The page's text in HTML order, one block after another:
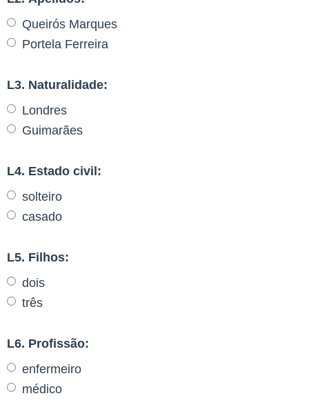
Queirós Marques
Portela Ferreira
L3. Naturalidade:
Londres
Guimarães
L4. Estado civil:
solteiro
casado
L5. Filhos:
dois
três
L6. Profissão:
enfermeiro
médico